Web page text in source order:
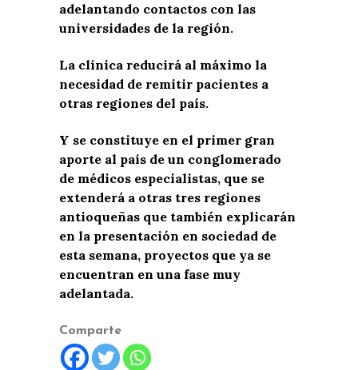
adelantando contactos con las
universidades de la región.
La clínica reducirá al máximo la
necesidad de remitir pacientes a
otras regiones del país.
Y se constituye en el primer gran
aporte al país de un conglomerado
de médicos especialistas, que se
extenderá a otras tres regiones
antioqueñas que también explicarán
en la presentación en sociedad de
esta semana, proyectos que ya se
encuentran en una fase muy
adelantada.
Comparte